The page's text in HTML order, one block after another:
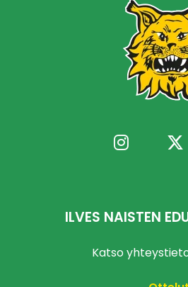
ILVES NAISTEN
Katso